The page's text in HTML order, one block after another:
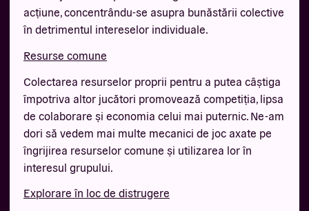
acțiune, concentrându-se asupra bunăstării colective
în detrimentul intereselor individuale.
Resurse comune
Colectarea resurselor proprii pentru a putea câștiga
împotriva altor jucători promovează competiția, lipsa
de colaborare și economia celui mai puternic. Ne-am
dori să vedem mai multe mecanici de joc axate pe
îngrijirea resurselor comune și utilizarea lor în
interesul grupului.
Explorare în loc de distrugere